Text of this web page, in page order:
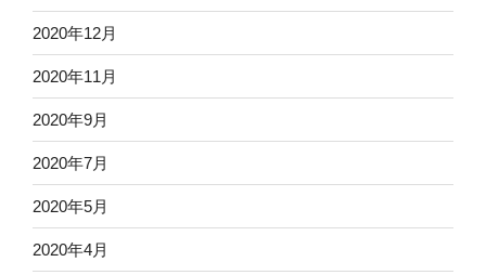
2020年12月
2020年11月
2020年9月
2020年7月
2020年5月
2020年4月